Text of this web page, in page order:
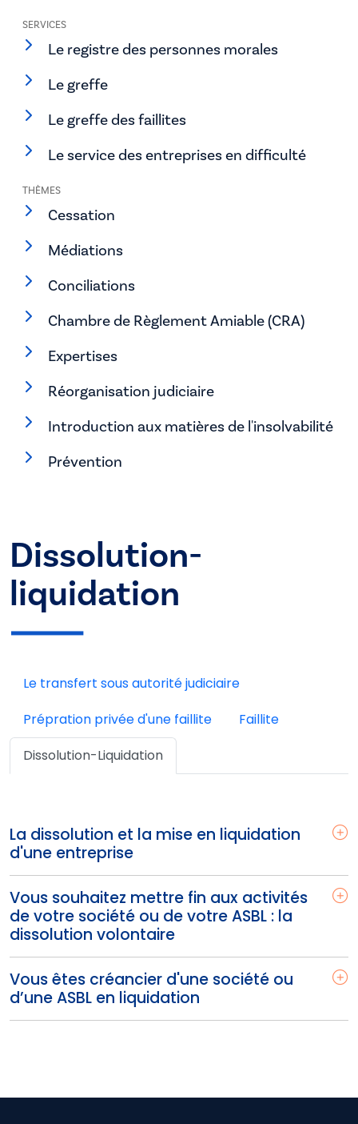
SERVICES
Le registre des personnes morales
Le greffe
Le greffe des faillites
Le service des entreprises en difficulté
THÈMES
Cessation
Médiations
Conciliations
Chambre de Règlement Amiable (CRA)
Expertises
Réorganisation judiciaire
Introduction aux matières de l'insolvabilité
Prévention
Dissolution-
liquidation
Le transfert sous autorité judiciaire
Prépration privée d'une faillite
Faillite
Dissolution-Liquidation
La dissolution et la mise en liquidation
d'une entreprise
Vous souhaitez mettre fin aux activités
de votre société ou de votre ASBL : la
dissolution volontaire
Vous êtes créancier d'une société ou
d’une ASBL en liquidation